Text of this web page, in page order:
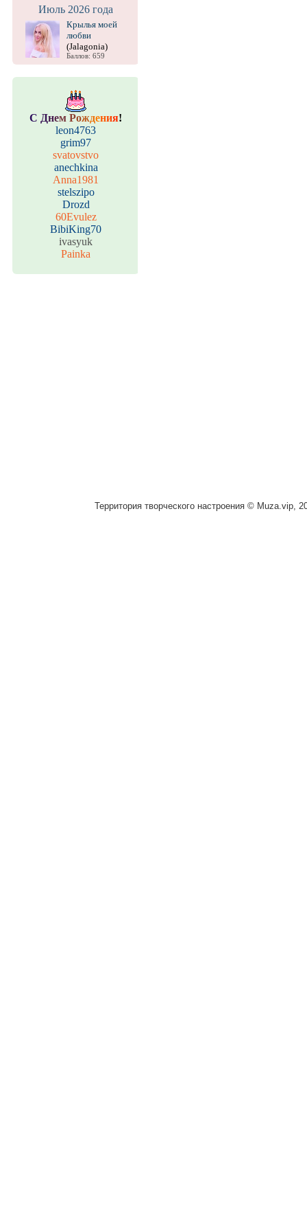
Июль 2026 года
Крылья моей
любви
(Jalagonia)
Баллов: 659
С Днем Рождения!
leon4763
grim97
svatovstvo
anechkina
Anna1981
stelszipo
Drozd
60Evulez
BibiKing70
ivasyuk
Painka
Территория творческого настроения © Muza.vip,